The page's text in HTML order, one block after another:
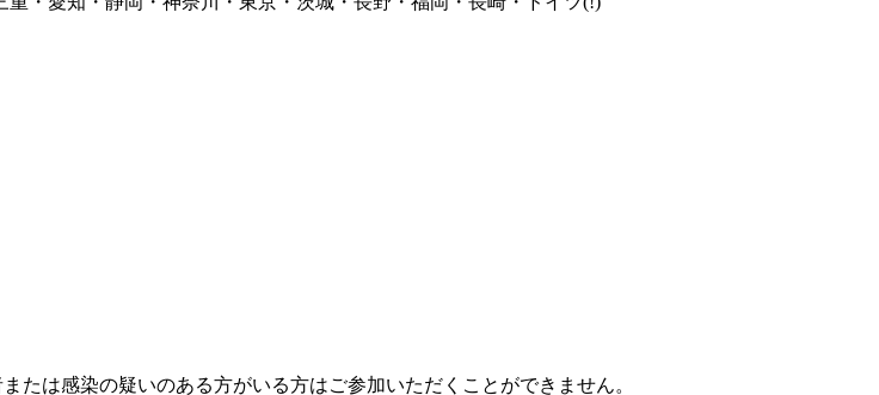
は感染の疑いのある方がいる方はご参加いただくことができません。